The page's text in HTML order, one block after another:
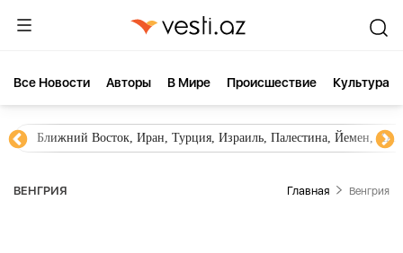
Все Новости Aвторы В Мире Происшествие Культура
Новости Азербайджана Южный Кавказ, Грузия,
ВЕНГРИЯ Главная Венгрия